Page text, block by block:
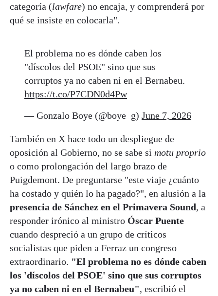
categoría (lawfare) no encaja, y comprenderá por
qué se insiste en colocarla".
El problema no es dónde caben los
"díscolos del PSOE" sino que sus
corruptos ya no caben ni en el Bernabeu.
https://t.co/P7CDN0d4Pw
— Gonzalo Boye (@boye_g) June 7, 2026
También en X hace todo un despliegue de
oposición al Gobierno, no se sabe si motu proprio
o como prolongación del largo brazo de
Puigdemont. De preguntarse "este viaje ¿cuánto
ha costado y quién lo ha pagado?", en alusión a la
presencia de Sánchez en el Primavera Sound, a
responder irónico al ministro Óscar Puente
cuando despreció a un grupo de críticos
socialistas que piden a Ferraz un congreso
extraordinario. "El problema no es dónde caben
los 'díscolos del PSOE' sino que sus corruptos
ya no caben ni en el Bernabeu", escribió el